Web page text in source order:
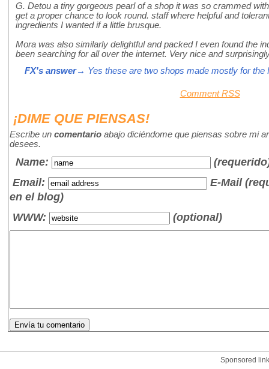
G. Detou a tiny gorgeous pearl of a shop it was so crammed
get a proper chance to look round. staff where helpful and
ingredients I wanted if a little brusque.
Mora was also similarly delightful and packed I even found the
been searching for all over the internet. Very nice and
FX's answer→ Yes these are two shops made mostly for the
Comment RSS
¡DIME QUE PIENSAS!
Escribe un comentario abajo diciéndome que piensas sobre mi
desees.
Name:
Email:
E-Mail
en el blog)
WWW:
(optional)
Sponsored